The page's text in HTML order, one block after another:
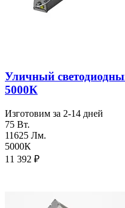
Уличный
5000К
Изготовим за 2-14 дней
75 Вт.
11625 Лм.
5000К
11 392 ₽